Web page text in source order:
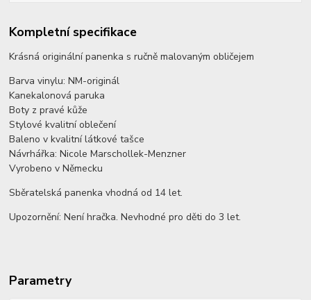
Kompletní specifikace
Krásná originální panenka s ručně malovaným obličejem
Barva vinylu: NM-originál
Kanekalonová paruka
Boty z pravé kůže
Stylové kvalitní oblečení
Baleno v kvalitní látkové tašce
Návrhářka: Nicole Marschollek-Menzner
Vyrobeno v Německu
Sběratelská panenka vhodná od 14 let.
Upozornění: Není hračka. Nevhodné pro děti do 3 let.
Parametry